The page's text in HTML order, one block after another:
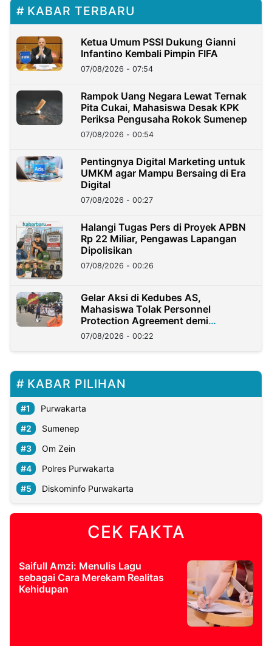
KABAR TERBARU
Ketua Umum PSSI Dukung Gianni
Infantino Kembali Pimpin FIFA
07/08/2026 - 07:54
Rampok Uang Negara Lewat Ternak
Pita Cukai, Mahasiswa Desak KPK
Periksa Pengusaha Rokok Sumenep
07/08/2026 - 00:54
Pentingnya Digital Marketing untuk
UMKM agar Mampu Bersaing di Era
Digital
07/08/2026 - 00:27
Halangi Tugas Pers di Proyek APBN
Rp 22 Miliar, Pengawas Lapangan
Dipolisikan
07/08/2026 - 00:26
Gelar Aksi di Kedubes AS,
Mahasiswa Tolak Personnel
Protection Agreement demi
Kedaulatan Negara
07/08/2026 - 00:22
KABAR PILIHAN
Purwakarta
Sumenep
Om Zein
Polres Purwakarta
Diskominfo Purwakarta
CEK FAKTA
Saifull Amzi: Menulis Lagu
sebagai Cara Merekam Realitas
Kehidupan